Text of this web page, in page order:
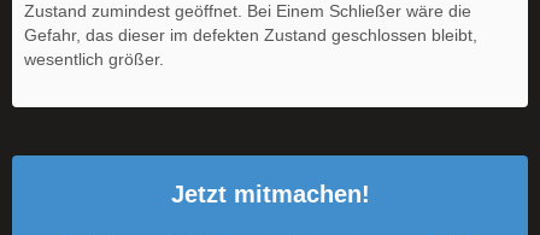
Zustand zumindest geöffnet. Bei Einem Schließer wäre die
Gefahr, das dieser im defekten Zustand geschlossen bleibt,
wesentlich größer.
Jetzt mitmachen!